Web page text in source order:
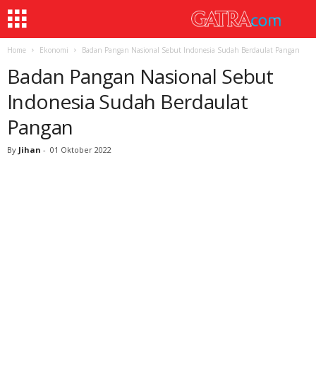
Home Ekonomi Badan Pangan Nasional Sebut Indonesia Sudah Berdaulat Pangan
Badan Pangan Nasional Sebut
Indonesia Sudah Berdaulat
Pangan
By Jihan - 01 Oktober 2022